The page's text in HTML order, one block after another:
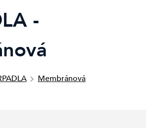
-
Membránová